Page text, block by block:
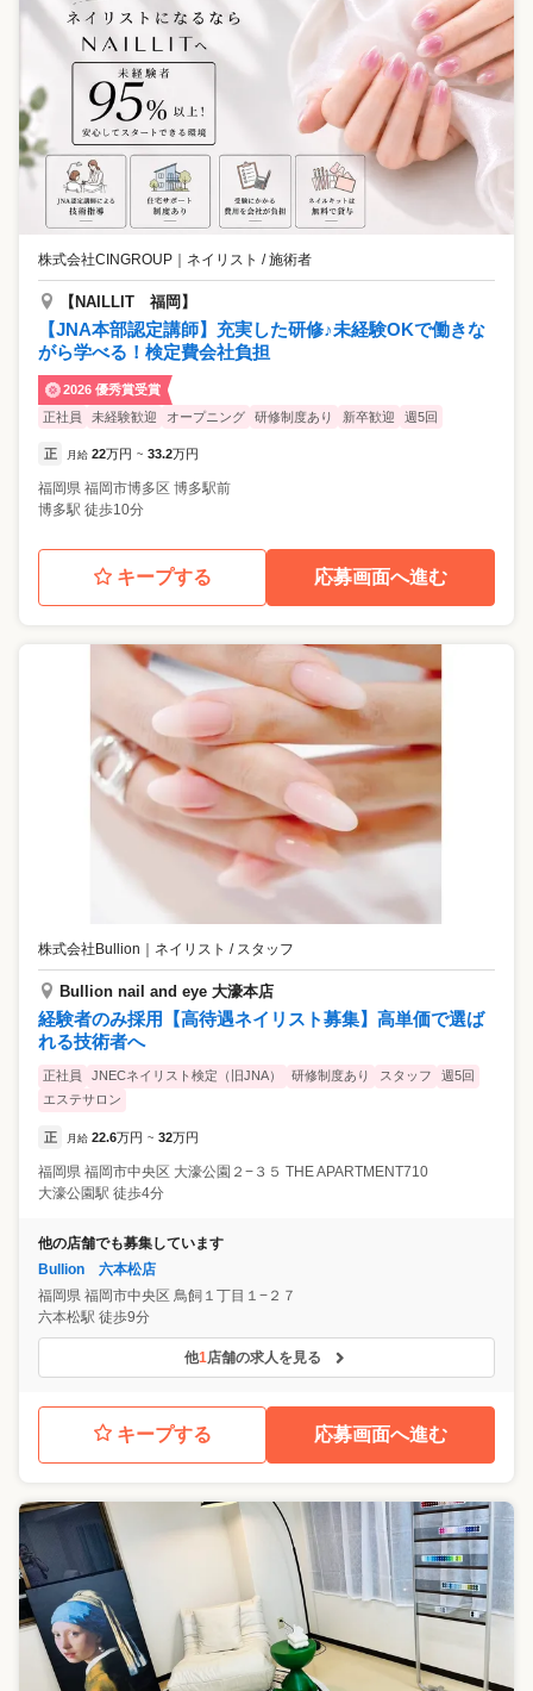
株式会社CINGROUP ネイリスト / 施術者
【NAILLIT 福岡】
【JNA本部認定講師】充実した研修♪未経験OKで働きな
がら学べる！検定費会社負担
2026 優秀賞受賞
正社員
未経験歓迎 オープニング 研修制度あり 新卒歓迎 週5回
正 月給 22万円 ~ 33.2万円
福岡県 福岡市博多区 博多駅前
博多駅 徒歩10分
キープする 応募画面へ進む
株式会社Bullion ｜ ネイリスト / スタッフ
Bullion nail and eye 大濠本店
経験者のみ採用【高待遇ネイリスト募集】高単価で選ば
れる技術者へ
正社員 JNECネイリスト検定（旧JNA） 研修制度あり スタッフ
週5回
エステサロン
正 月給 22.6万円 ~ 32万円
福岡県 福岡市中央区 大濠公園２−３５ THE APARTMENT710
大濠公園駅 徒歩4分
他の店舗でも募集しています
Bullion 六本松店
福岡県 福岡市中央区 鳥飼１丁目１−２７
六本松駅 徒歩9分
他1店舗の求人を見る
キープする 応募画面へ進む